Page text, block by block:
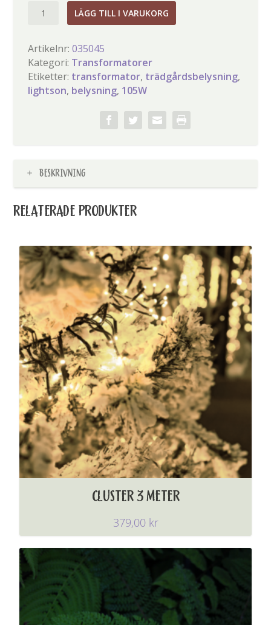
TRANSFORMATOR
mängd
LÄGG TILL I VARUKORG
Artikelnr:035045
Kategori: Transformatorer
Etiketter: transformator, trädgårdsbelysning,
lightson, belysning, 105W
BESKRIVNING
RELATERADE PRODUKTER
CLUSTER 3 METER
379,00 kr